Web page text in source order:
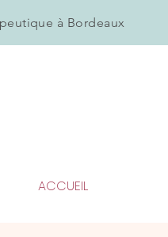
à Bordeaux
ACCUEIL